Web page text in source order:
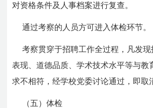
对资格条件及人事档案进行复查。
通过考察的人员方可进入体检环节。
考察贯穿于招聘工作全过程，凡发
表现、道德品质、学术技术水平等与教
求不相符，经学校党委讨论通过，即取
（五）体检